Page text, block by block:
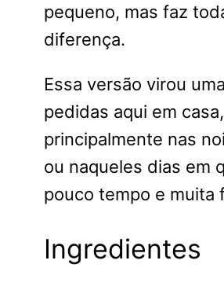
pequeno, mas faz
diferença.
Essa versão virou
pedidas aqui em casa,
principalmente nas
ou naqueles dias em
pouco tempo e muita
Ingredientes